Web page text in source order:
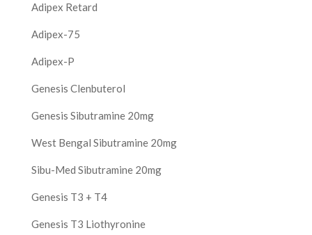
Adipex Retard
Adipex-75
Adipex-P
Genesis Clenbuterol
Genesis Sibutramine 20mg
West Bengal Sibutramine 20mg
Sibu-Med Sibutramine 20mg
Genesis T3 + T4
Genesis T3 Liothyronine